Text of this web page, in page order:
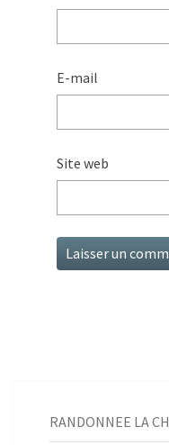
E-mail
Site web
RANDONNEE LA